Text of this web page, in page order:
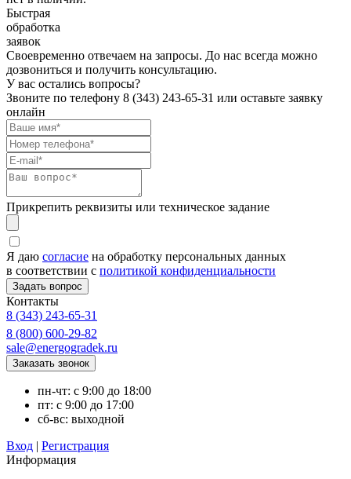
Быстрая
обработка
заявок
Своевременно отвечаем на запросы. До нас всегда можно
дозвониться и получить консультацию.
У вас остались вопросы?
Звоните по телефону 8 (343) 243-65-31 или оставьте заявку
онлайн
Прикрепить реквизиты или техническое задание
Я даю согласие на обработку персональных данных
в соответствии с политикой конфиденциальности
Контакты
8 (343) 243-65-31
8 (800) 600-29-82
sale@energogradek.ru
пн-чт: с 9:00 до 18:00
пт: с 9:00 до 17:00
сб-вс: выходной
Вход | Регистрация
Информация